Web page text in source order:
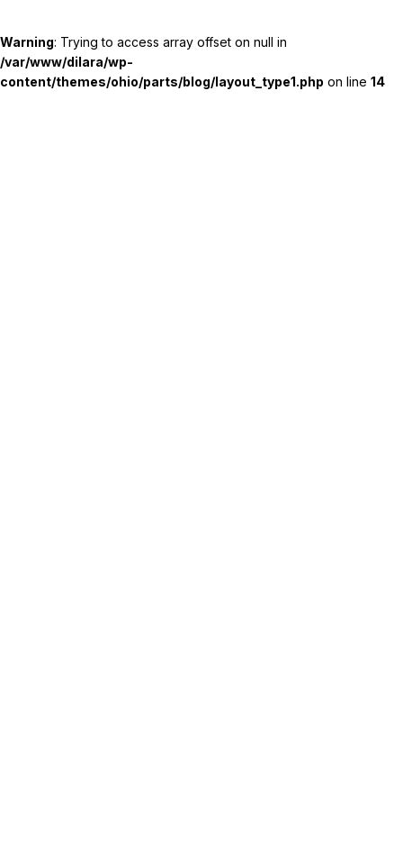
Warning: Trying to access array offset on null in
/var/www/dilara/wp-
content/themes/ohio/parts/blog/layout_type1.php on line 14